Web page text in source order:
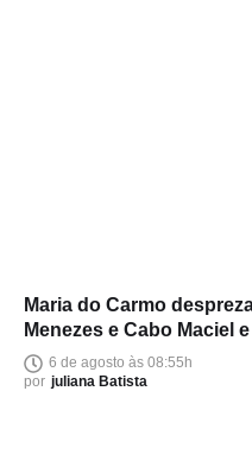
Maria do Carmo
Menezes e Cabo Maciel
6 de agosto às 08:55h
por juliana Batista